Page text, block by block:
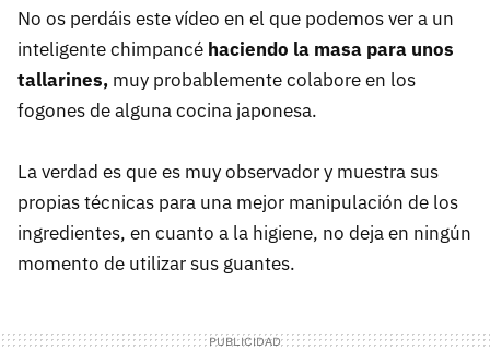
No os perdáis este vídeo en el que podemos ver a un
inteligente chimpancé haciendo la masa para unos
tallarines, muy probablemente colabore en los
fogones de alguna cocina japonesa.
La verdad es que es muy observador y muestra sus
propias técnicas para una mejor manipulación de los
ingredientes, en cuanto a la higiene, no deja en ningún
momento de utilizar sus guantes.